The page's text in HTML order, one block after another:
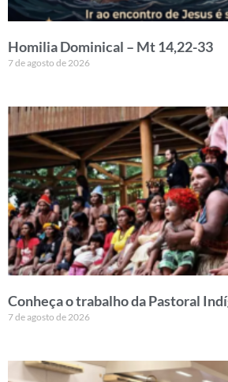
Homilia Dominical – Mt 14,22-33
7 de agosto de 2026
Conheça o trabalho da Pastoral
7 de agosto de 2026